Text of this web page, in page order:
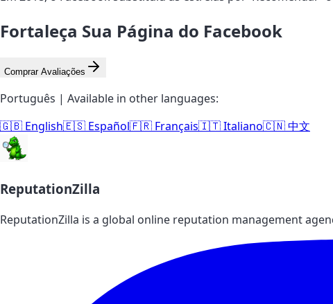
Fortaleça Sua Página do Facebook
Comprar Avaliações
Português | Available in other languages:
🇬🇧 English🇪🇸 Español🇫🇷 Français🇮🇹 Italiano🇨🇳 中文
ReputationZilla
ReputationZilla is a global online reputation management